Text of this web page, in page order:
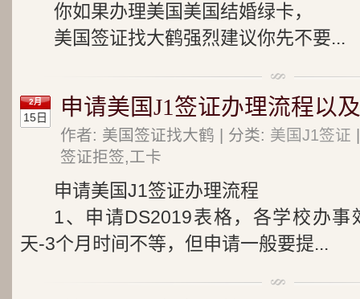
你如果办理美国美国结婚绿卡，
美国签证找大鹤强烈建议你先不要...
2月
15日 申请美国J1签证办理流程以
作者: 美国签证找大鹤 | 分类: 美国J1签证
签证拒签,工卡
申请美国J1签证办理流程
1、申请DS2019表格，各学校办
天-3个月时间不等，但申请一般要提...